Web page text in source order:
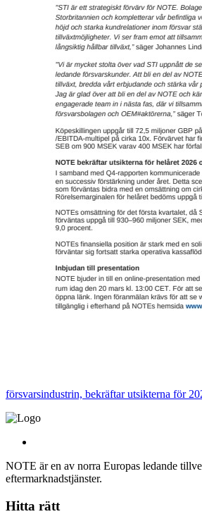
försvarsindustrin, bekräftar utsikterna för
NOTE är en av norra Europas ledande
eftermarknadstjänster.
Hitta rätt